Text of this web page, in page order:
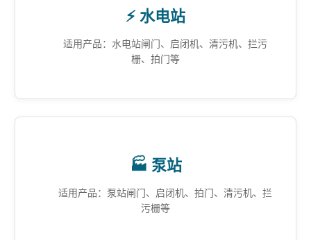
⚡ 水电站
适用产品：水电站闸门、启闭机、清污机、拦污
栅、拍门等
🏭 泵站
适用产品：泵站闸门、启闭机、拍门、清污机、拦
污栅等